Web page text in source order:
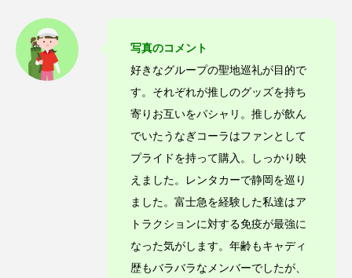
写真のコメント
好きなグループの聖地巡礼が目的で
す。それぞれが推しのグッズを持ち
寄りお互いをパシャリ。推しが飲ん
でいたうなぎコーラはファンとして
プライドを持って購入。しっかり映
えました。レンタカーで静岡を巡り
ました。富士急を経験した私達はア
トラクションに対する免疫が最強に
なった気がします。年齢もキャディ
歴もバラバラなメンバーでしたが、